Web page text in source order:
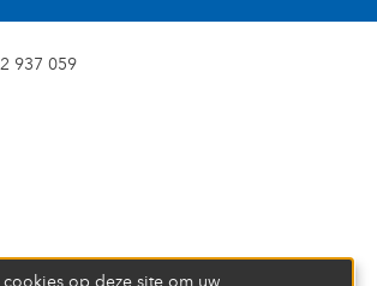
937 059
op deze site om uw